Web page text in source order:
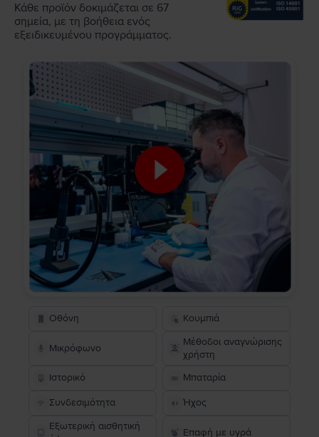
Κάθε προϊόν δοκιμάζεται σε 67
σημεία, με τη βοήθεια ενός
εξειδικευμένου προγράμματος.
Οθόνη Κουμπιά
Μικρόφωνο
Μέθοδοι αναγνώρισης
χρήστη
Ιστορικό
Μπαταρία
Συνδεσιμότητα
Ήχος
Εξωτερική αισθητική
Επαφή με υγρά